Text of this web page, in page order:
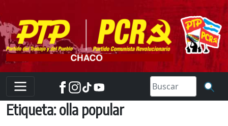
to
content
Etiqueta:olla popular